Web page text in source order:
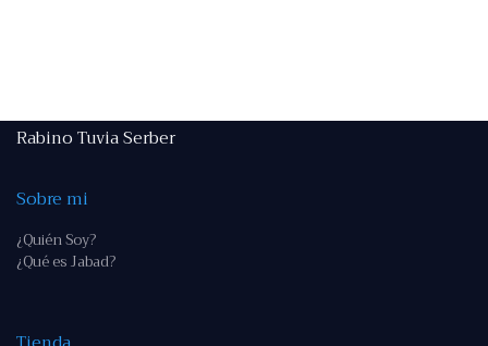
Rabino Tuvia Serber
Sobre mi
¿Quién Soy?
¿Qué es Jabad?